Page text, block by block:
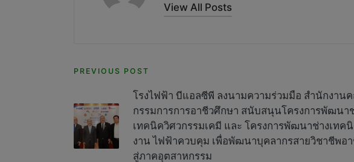
View All Posts
Post
navigation
PREVIOUS POST
โรงไฟฟ้า บีแอลซีพี ลงนามความร่วมมือ สำนักงาน
กรรมการการอาชีวศึกษา สนับสนุนโครงการพัฒนา
เทคนิควิศวกรรมเคมี และ โครงการพัฒนาช่างเทค
งาน ไฟฟ้าควบคุม เพื่อพัฒนาบุคลากรสายวิชาชีพอ
สู่ภาคอุตสาหกรรม